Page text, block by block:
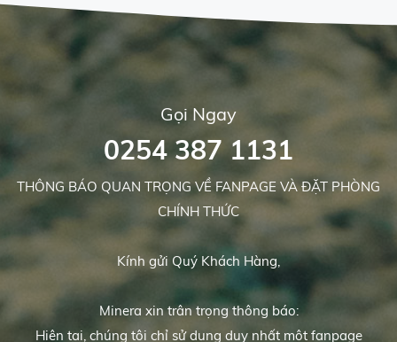
Gọi Ngay
0254 387 1131
THÔNG BÁO QUAN TRỌNG VỀ FANPAGE VÀ ĐẶT PHÒNG
CHÍNH THỨC
Kính gửi Quý Khách Hàng,
Minera xin trân trọng thông báo:
Hiện tại, chúng tôi chỉ sử dụng duy nhất một fanpage